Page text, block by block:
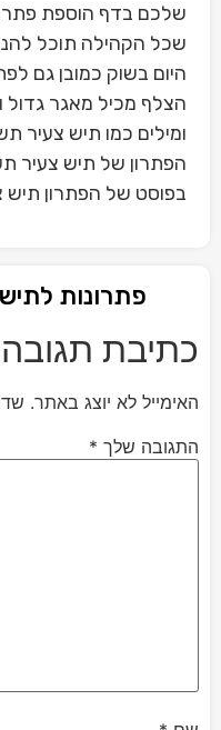
שלכם בדף הוספת
שכל הקהילה תוכל
היום בשוק כמובן גם
הצלף מכיל מאגר
ומילים כמו תיש צעיר
הפתרון של תיש צעיר
בפוסט של הפתרון
פתרונות
כתיבת תגובה
האימייל לא יוצג באתר.
התגובה שלך *